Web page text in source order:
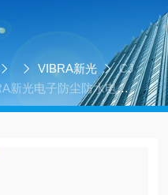
VIBRA新光
CJ
新光电子防尘防水电子